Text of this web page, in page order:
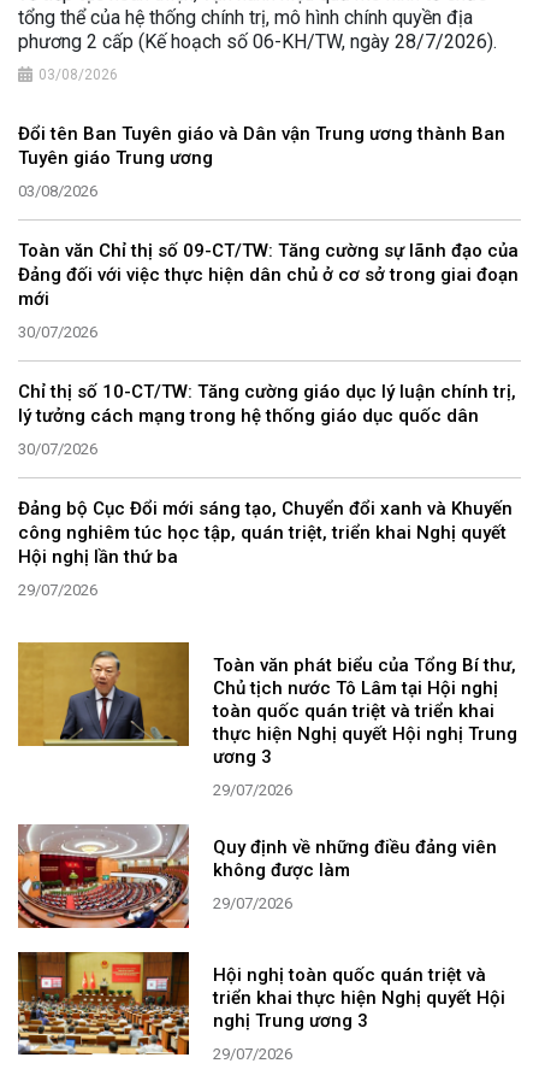
tổng thể của hệ thống chính trị, mô hình chính quyền địa
phương 2 cấp (Kế hoạch số 06-KH/TW, ngày 28/7/2026).
03/08/2026
Đổi tên Ban Tuyên giáo và Dân vận Trung ương thành Ban
Tuyên giáo Trung ương
03/08/2026
Toàn văn Chỉ thị số 09-CT/TW: Tăng cường sự lãnh đạo của
Đảng đối với việc thực hiện dân chủ ở cơ sở trong giai đoạn
mới
30/07/2026
Chỉ thị số 10-CT/TW: Tăng cường giáo dục lý luận chính trị,
lý tưởng cách mạng trong hệ thống giáo dục quốc dân
30/07/2026
Đảng bộ Cục Đổi mới sáng tạo, Chuyển đổi xanh và Khuyến
công nghiêm túc học tập, quán triệt, triển khai Nghị quyết
Hội nghị lần thứ ba
29/07/2026
Toàn văn phát biểu của Tổng Bí thư,
Chủ tịch nước Tô Lâm tại Hội nghị
toàn quốc quán triệt và triển khai
thực hiện Nghị quyết Hội nghị Trung
ương 3
29/07/2026
Quy định về những điều đảng viên
không được làm
29/07/2026
Hội nghị toàn quốc quán triệt và
triển khai thực hiện Nghị quyết Hội
nghị Trung ương 3
29/07/2026